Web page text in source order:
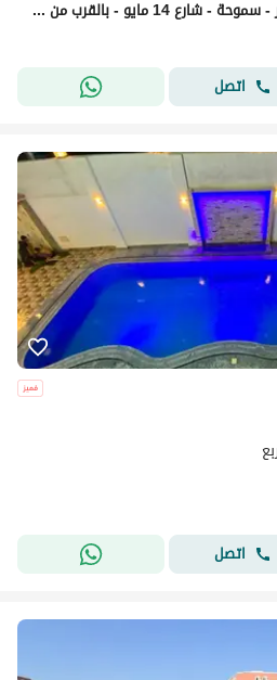
للإيجار المفروش شقــة 164 متر - سموحة - شارع 14 مايو - بالقرب من جامعة فاروس
اتصل
اتصل